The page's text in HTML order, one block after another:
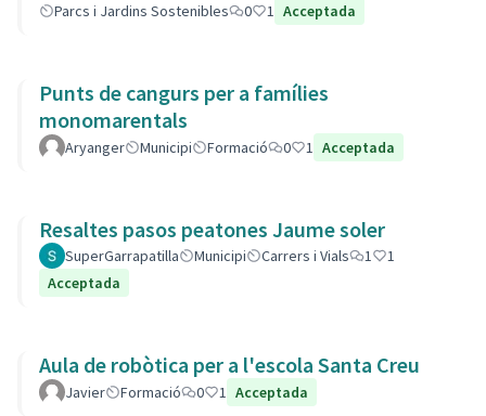
Parcs i Jardins Sostenibles
0 1 Acceptada
Punts de cangurs per a famílies
monomarentals
Aryanger Municipi Formació 0 1 Acceptada
Resaltes pasos peatones Jaume soler
SuperGarrapatilla Municipi Carrers i Vials 1
1
Acceptada
Aula de robòtica per a l'escola Santa Creu
Javier Formació 0 1 Acceptada